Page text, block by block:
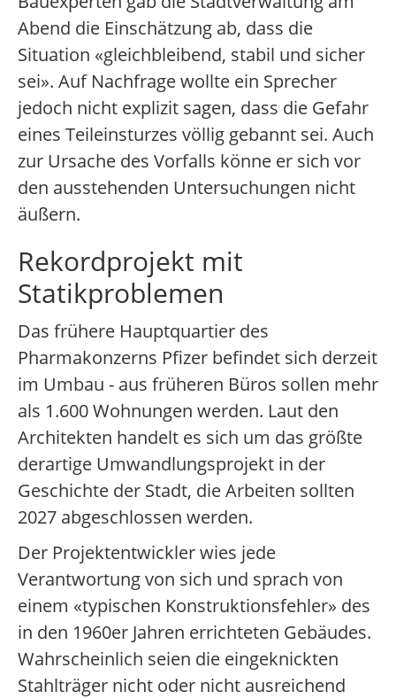
Abend die Einschätzung ab, dass die
Situation «gleichbleibend, stabil und sicher
sei». Auf Nachfrage wollte ein Sprecher
jedoch nicht explizit sagen, dass die Gefahr
eines Teileinsturzes völlig gebannt sei. Auch
zur Ursache des Vorfalls könne er sich vor
den ausstehenden Untersuchungen nicht
äußern.
Rekordprojekt mit
Statikproblemen
Das frühere Hauptquartier des
Pharmakonzerns Pfizer befindet sich derzeit
im Umbau - aus früheren Büros sollen mehr
als 1.600 Wohnungen werden. Laut den
Architekten handelt es sich um das größte
derartige Umwandlungsprojekt in der
Geschichte der Stadt, die Arbeiten sollten
2027 abgeschlossen werden.
Der Projektentwickler wies jede
Verantwortung von sich und sprach von
einem «typischen Konstruktionsfehler» des
in den 1960er Jahren errichteten Gebäudes.
Wahrscheinlich seien die eingeknickten
Stahlträger nicht oder nicht ausreichend